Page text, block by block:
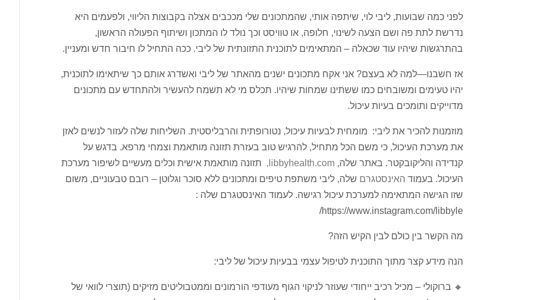
לפני כמה שבועות, ליבי לוי, שיתפה אותי, שהמתכונים שלי מככבים אצלה בקבוצות הליווי, ולפעמים היא
נדרשת לתת פה ושם הצעה לשינוי, חלופה, או טוויסט וכך נולד לו המתכון ושיתוף הפעולה הראשון,
בהתרגשות שיהיו עוד שכאלה – המתאימים לתוכנית התזונתית של ליבי. ככה התחיל לו חיבור חדש ומעניין.
אז חשבנו—למה לא בעצם? אני אקח מתכונים ישנים מהאתר של ליבי ואשדרג אותם כך שיתאימו לתוכנית,
יהיו טעימים ומשובחים כמו ששתינו שמחות שיהיו. תכלס מי לא תשמח להעשיר ולהתחדש עם מתכונים
מדוייקים ותומכים בעיות עיכול.
מוזמנות להכיר את ליבי: מומחית לבעיות עיכול, נטורופתית והרבליסטית. השליחות שלה לעזור לנשים לאזן
את מערכת העיכול, כי משם הכל מתחיל, להרגיש טוב בעזרת תזונה מותאמת וצמחי מרפא. בדגש על
קנדידה והליקובקטר. באתר שלה, libbyhealth.com
, תזונה מותאמת אישית וכלים מעשיים לשיפור מערכת
העיכול. בעמוד האינסטגרם שלה, ליבי משתפת טיפים ומתכונים ללא סוכר וגלוטן – רובם טבעוניים, משום
שזו הגישה המתאימה למערכת עיכול רגישה. לעמוד האינסטגרם שלה :
https://www.instagram.com/libbyle/
מה הקשר בין כולם לבין הקיש הזה?
הנה מידע קצר מתוך התוכנית לטיפול עצמי בבעיות עיכול של ליבי:
🔸 ברוקולי – מכיל רכיב ייחודי שעוזר לניקוי הגוף מעודפי הורמונים וממטבוליטים מזיקים (תוצרי לוואי של